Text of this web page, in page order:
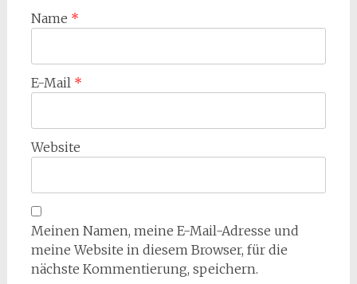
Name *
E-Mail *
Website
Meinen Namen, meine E-Mail-Adresse und
meine Website in diesem Browser, für die
nächste Kommentierung, speichern.